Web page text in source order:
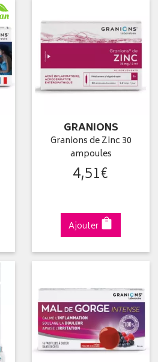
GRANIONS
Granions de Zinc 30
ampoules
4,51€
Ajouter